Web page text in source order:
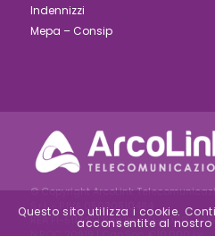
Indennizzi
Mepa – Consip
© Copyright ArcoLink
S.r.l. - P.IVA 05030810484
REA FI-511747 | Reg.Imp. FI-2000-
Questo sito utilizza i cookie.
acconsentite al nostro